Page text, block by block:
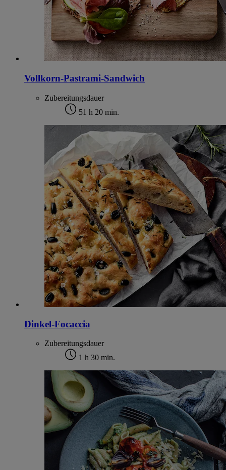
Vollkorn-Pastrami-Sandwich
Zubereitungsdauer
51 h 20 min.
Dinkel-Focaccia
Zubereitungsdauer
1 h 30 min.